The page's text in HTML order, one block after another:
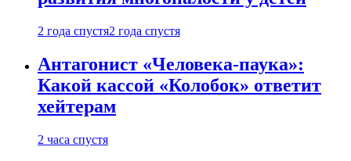
2 года спустя2 года спустя
Антагонист «Человека-паука»:
Какой кассой «Колобок» ответит
хейтерам
2 часа спустя